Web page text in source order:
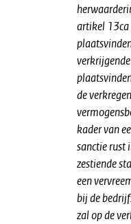
artikel 13ca
de verkregen
kader van
sanctie rust
zestiende
een
bij de
zal op de